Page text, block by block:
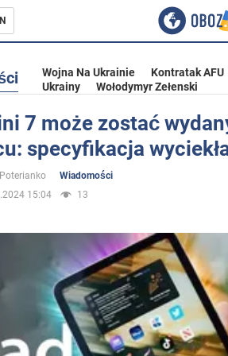
Ukrainie
Wojna Na Ukrainie Kontratak AFU
Ukrainy
Wołodymyr Zełenski
7 może zostać
specyfikacja
Wiadomości
15:04
13